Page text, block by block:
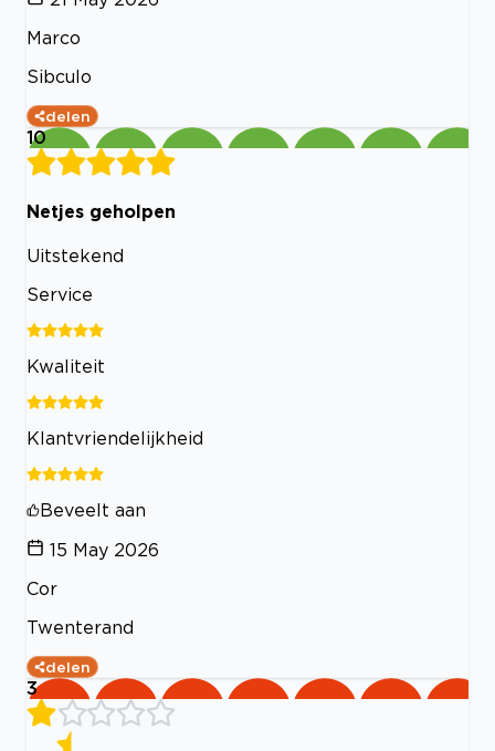
Marco
Sibculo
delen
10
Netjes geholpen
Uitstekend
Service
Kwaliteit
Klantvriendelijkheid
Beveelt aan
15 May 2026
Cor
Twenterand
delen
3